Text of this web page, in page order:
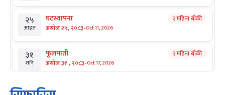
२५
आइत
घटस्थापना
असोज २५, २०८३-Oct 11, 2026
२ महिना बाँकी
३१
शनि
फूलपाती
असोज ३१ , २०८३-Oct 17, 2026
२ महिना बाँकी
१ कार्तिक सङ्क्रान्ति